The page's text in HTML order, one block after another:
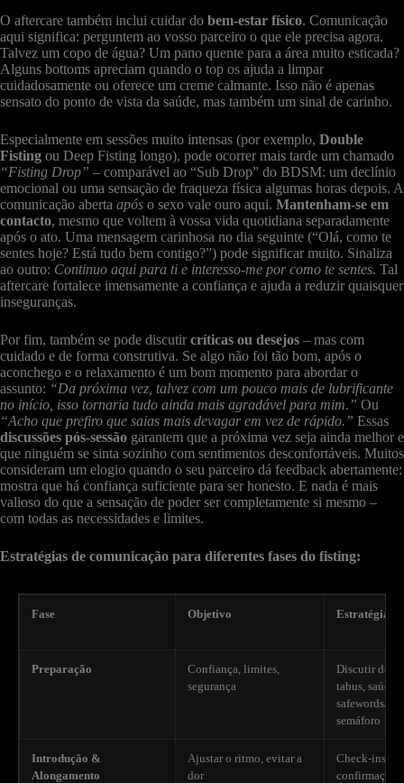
O aftercare também inclui cuidar do bem-estar físico. Comunicação
aqui significa: perguntem ao vosso parceiro o que ele precisa agora.
Talvez um copo de água? Um pano quente para a área muito esticada?
Alguns bottoms apreciam quando o top os ajuda a limpar
cuidadosamente ou oferece um creme calmante. Isso não é apenas
sensato do ponto de vista da saúde, mas também um sinal de carinho.
Especialmente em sessões muito intensas (por exemplo, Double
Fisting ou Deep Fisting longo), pode ocorrer mais tarde um chamado
“Fisting Drop” – comparável ao “Sub Drop” do BDSM: um declínio
emocional ou uma sensação de fraqueza física algumas horas depois. A
comunicação aberta após o sexo vale ouro aqui. Mantenham-se em
contacto, mesmo que voltem à vossa vida quotidiana separadamente
após o ato. Uma mensagem carinhosa no dia seguinte (“Olá, como te
sentes hoje? Está tudo bem contigo?”) pode significar muito. Sinaliza
ao outro: Continuo aqui para ti e interesso-me por como te sentes. Tal
aftercare fortalece imensamente a confiança e ajuda a reduzir quaisquer
inseguranças.
Por fim, também se pode discutir críticas ou desejos – mas com
cuidado e de forma construtiva. Se algo não foi tão bom, após o
aconchego e o relaxamento é um bom momento para abordar o
assunto: “Da próxima vez, talvez com um pouco mais de lubrificante
no início, isso tornaria tudo ainda mais agradável para mim.” Ou
“Acho que prefiro que saias mais devagar em vez de rápido.” Essas
discussões pós-sessão garantem que a próxima vez seja ainda melhor e
que ninguém se sinta sozinho com sentimentos desconfortáveis. Muitos
consideram um elogio quando o seu parceiro dá feedback abertamente:
mostra que há confiança suficiente para ser honesto. E nada é mais
valioso do que a sensação de poder ser completamente si mesmo –
com todas as necessidades e limites.
Estratégias de comunicação para diferentes fases do fisting:
Fase Objetivo Estratégias
Preparação
Confiança, limites,
segurança
Discutir
tabus,
safewords/
semáforo
Introdução &
Alongamento
Ajustar o ritmo, evitar a
dor
Check-ins
confirmação;